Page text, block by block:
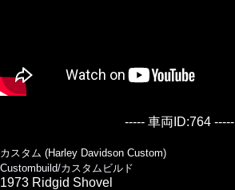
----- 車両ID:764 -----
カスタム (Harley Davidson Custom)
Custombuild/カスタムビルド
1973 Ridgid Shovel